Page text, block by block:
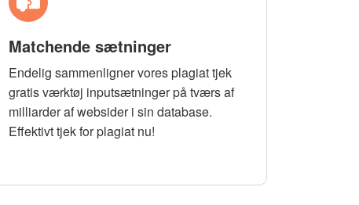
Matchende sætninger
Endelig sammenligner vores plagiat tjek
gratis værktøj inputsætninger på tværs af
milliarder af websider i sin database.
Effektivt tjek for plagiat nu!